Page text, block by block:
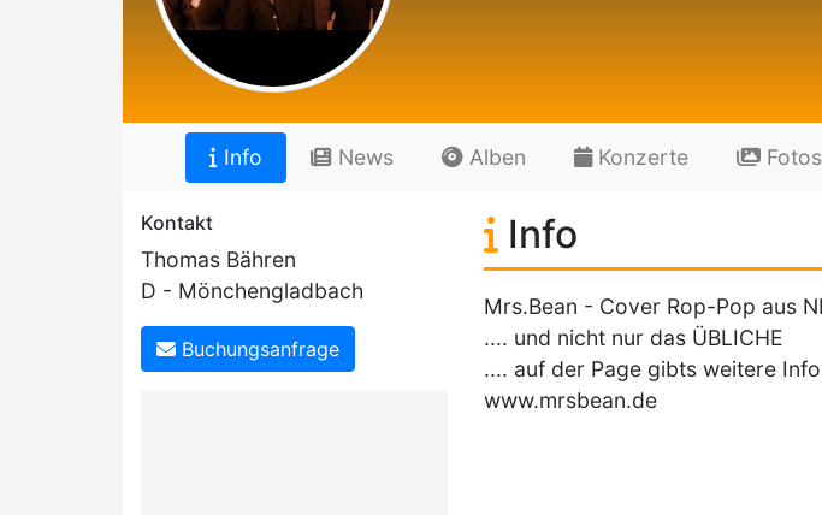
Info News Alben Konzerte Fotos
Kontakt
Thomas Bähren
D - Mönchengladbach
Buchungsanfrage
Info
Mrs.Bean - Cover Rop-Pop aus
.... und nicht nur das ÜBLICHE
.... auf der Page gibts weitere
www.mrsbean.de